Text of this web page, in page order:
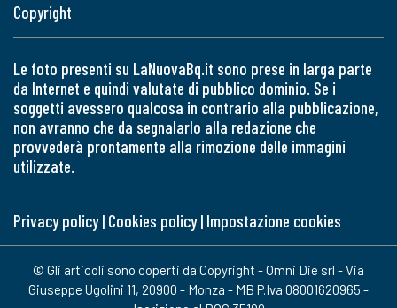
Copyright
Le foto presenti su LaNuovaBq.it sono prese in larga parte
da Internet e quindi valutate di pubblico dominio. Se i
soggetti avessero qualcosa in contrario alla pubblicazione,
non avranno che da segnalarlo alla redazione che
provvederà prontamente alla rimozione delle immagini
utilizzate.
Privacy policy| Cookies policy| Impostazione cookies
© Gli articoli sono coperti da Copyright - Omni Die srl - Via
Giuseppe Ugolini 11, 20900 - Monza - MB P.Iva 08001620965 -